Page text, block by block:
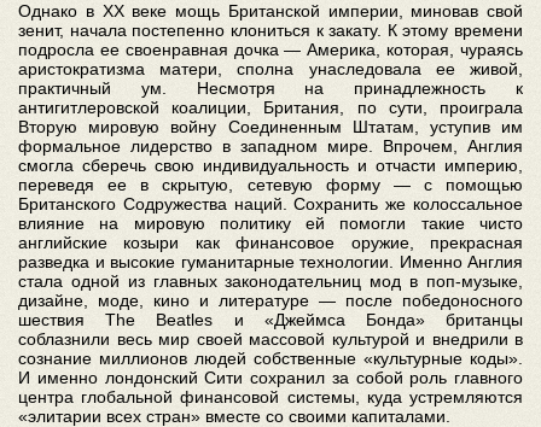
Однако в ХХ веке мощь Британской империи, миновав свой
зенит, начала постепенно клониться к закату. К этому времени
подросла ее своенравная дочка — Америка, которая, чураясь
аристократизма матери, сполна унаследовала ее живой,
практичный ум. Несмотря на принадлежность к
антигитлеровской коалиции, Британия, по сути, проиграла
Вторую мировую войну Соединенным Штатам, уступив им
формальное лидерство в западном мире. Впрочем, Англия
смогла сберечь свою индивидуальность и отчасти империю,
переведя ее в скрытую, сетевую форму — с помощью
Британского Содружества наций. Сохранить же колоссальное
влияние на мировую политику ей помогли такие чисто
английские козыри как финансовое оружие, прекрасная
разведка и высокие гуманитарные технологии. Именно Англия
стала одной из главных законодательниц мод в поп-музыке,
дизайне, моде, кино и литературе — после победоносного
шествия The Beatles и «Джеймса Бонда» британцы
соблазнили весь мир своей массовой культурой и внедрили в
сознание миллионов людей собственные «культурные коды».
И именно лондонский Сити сохранил за собой роль главного
центра глобальной финансовой системы, куда устремляются
«элитарии всех стран» вместе со своими капиталами.